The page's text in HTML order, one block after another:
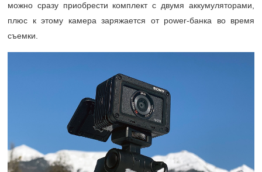
можно сразу приобрести комплект с двумя аккумуляторами,
плюс к этому камера заряжается от power-банка во время
съемки.